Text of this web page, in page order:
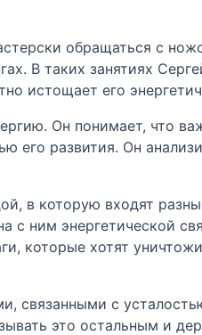
обращаться с
В таких занятиях
истощает его
Он понимает, что
его развития. Он
в которую входят
с ним энергетической
которые хотят
связанными с
это остальным и